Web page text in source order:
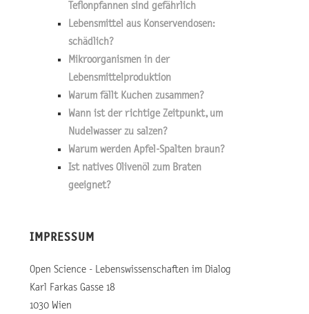
Teflonpfannen sind gefährlich
Lebensmittel aus Konservendosen:
schädlich?
Mikroorganismen in der
Lebensmittelproduktion
Warum fällt Kuchen zusammen?
Wann ist der richtige Zeitpunkt, um
Nudelwasser zu salzen?
Warum werden Apfel-Spalten braun?
Ist natives Olivenöl zum Braten
geeignet?
IMPRESSUM
Open Science - Lebenswissenschaften im Dialog
Karl Farkas Gasse 18
1030 Wien